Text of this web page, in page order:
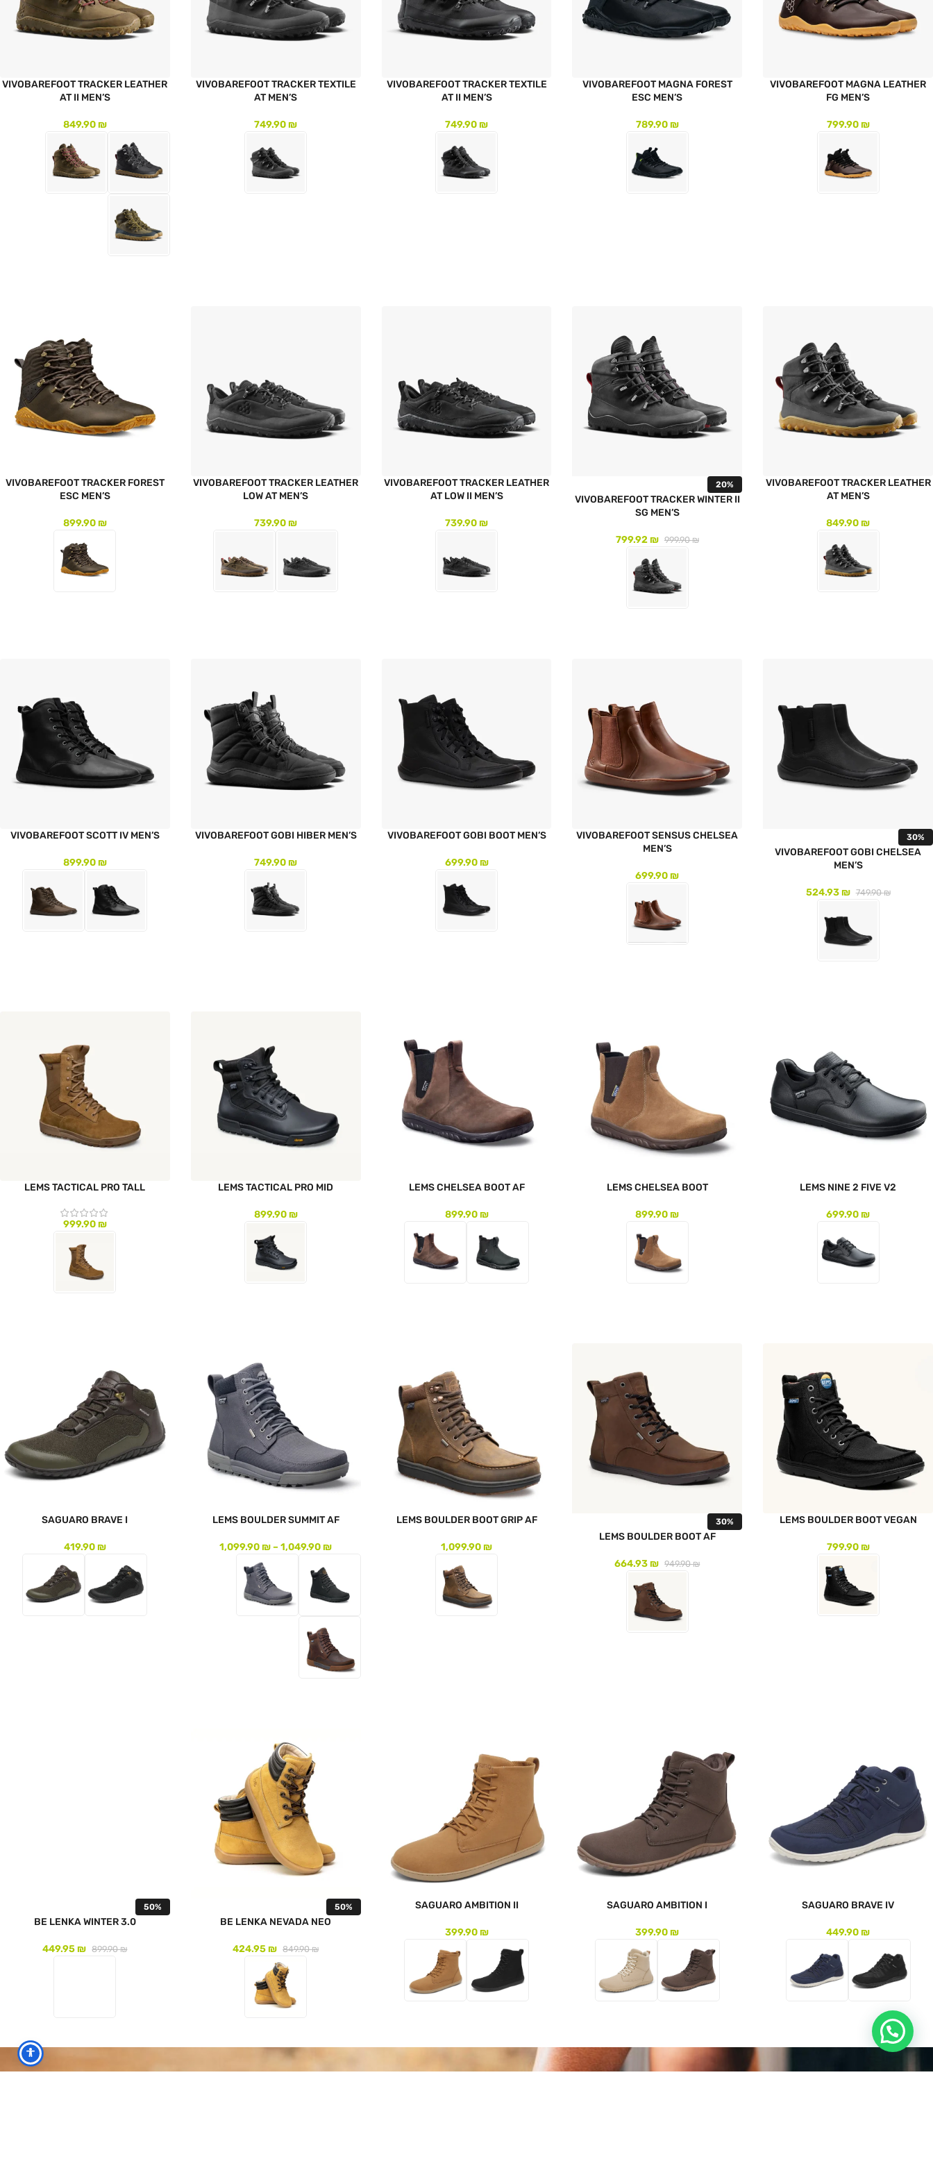
VIVOBAREFOOT MAGNA LEATHER
FG MEN’S
799.90₪
VIVOBAREFOOT MAGNA FOREST
ESC MEN’S
789.90₪
VIVOBAREFOOT TRACKER TEXTILE
AT II MEN’S
749.90₪
VIVOBAREFOOT TRACKER TEXTILE
AT MEN’S
749.90₪
VIVOBAREFOOT TRACKER LEATHER
AT II MEN’S
849.90₪
VIVOBAREFOOT TRACKER LEATHER
AT MEN’S
849.90₪
20%
VIVOBAREFOOT TRACKER WINTER II
SG MEN’S
999.90₪
799.92₪
VIVOBAREFOOT TRACKER LEATHER
AT LOW II MEN’S
739.90₪
VIVOBAREFOOT TRACKER LEATHER
LOW AT MEN’S
739.90₪
VIVOBAREFOOT TRACKER FOREST
ESC MEN’S
899.90₪
30%
VIVOBAREFOOT GOBI CHELSEA
MEN’S
749.90₪
524.93₪
VIVOBAREFOOT SENSUS CHELSEA
MEN’S
699.90₪
VIVOBAREFOOT GOBI BOOT MEN’S
699.90₪
VIVOBAREFOOT GOBI HIBER MEN’S
749.90₪
VIVOBAREFOOT SCOTT IV MEN’S
899.90₪
LEMS NINE 2 FIVE V2
699.90₪
LEMS CHELSEA BOOT
899.90₪
LEMS CHELSEA BOOT AF
899.90₪
LEMS TACTICAL PRO MID
899.90₪
LEMS TACTICAL PRO TALL
999.90₪
LEMS BOULDER BOOT VEGAN
799.90₪
30%
LEMS BOULDER BOOT AF
949.90₪
664.93₪
LEMS BOULDER BOOT GRIP AF
1,099.90₪
LEMS BOULDER SUMMIT AF
1,049.90₪
–
1,099.90₪
SAGUARO BRAVE I
419.90₪
SAGUARO BRAVE IV
449.90₪
לעמוד המוצר
SAGUARO AMBITION I
399.90₪
SAGUARO AMBITION II
399.90₪
50%
BE LENKA NEVADA NEO
849.90₪
424.95₪
50%
BE LENKA WINTER 3.0
899.90₪
449.95₪